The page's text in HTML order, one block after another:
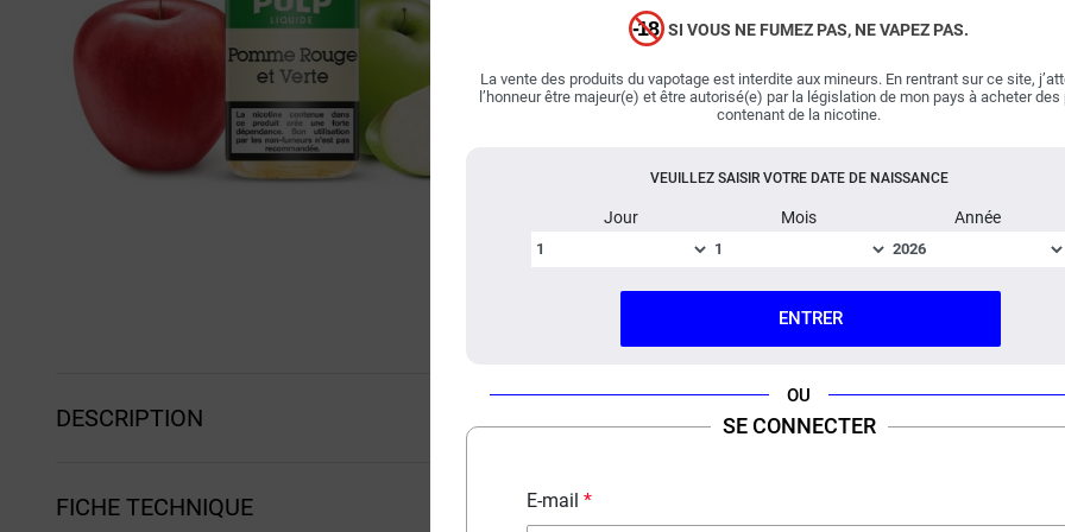
SI VOUS NE FUMEZ PAS, NE VAPEZ PAS.
La vente des produits du vapotage est interdite aux mineurs. En rentrant sur ce site,
l’honneur être majeur(e) et être autorisé(e) par la législation de mon pays à acheter des
contenant de la nicotine.
VEUILLEZ SAISIR VOTRE DATE DE NAISSANCE
Jour Mois Année
ENTRER
OU
SE CONNECTER
E-mail
pommeévidemment !Pulp jongle entre les
différentes variétés et nous livre Pomme Rouge et Verte,
un mix inspiré du verger qui ravira les indécis !
DESCRIPTION
FICHE TECHNIQUE